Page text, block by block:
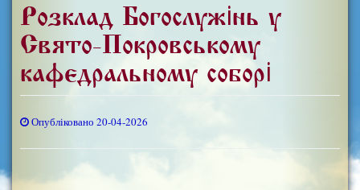
Розклад Богослужінь у
Свято-Покровському
кафедральному соборі
Опубліковано 20-04-2026